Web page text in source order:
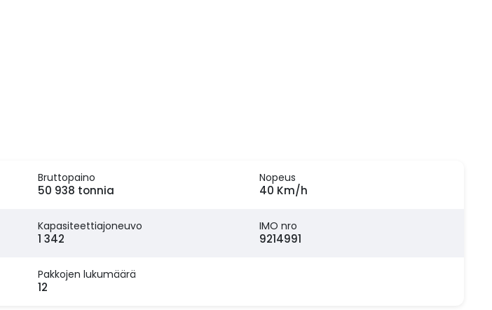
Bruttopaino
50 938 tonnia
Nopeus
40 Km/h
Kapasiteettiajoneuvo
1 342
IMO nro
9214991
Pakkojen lukumäärä
12